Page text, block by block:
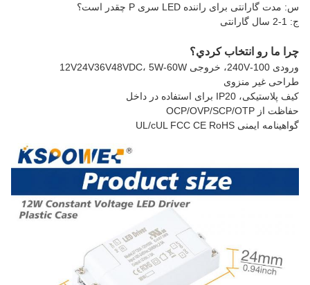
س: مدت گارانتی برای راننده LED سری P چقدر است؟
ج: 1-2 سال گارانتی
چرا ما رو انتخاب کردي؟
ورودی 100-240V، خروجی 12V24V36V48VDC، 5W-60W
طراحی غیر منزوی
کیف پلاستیکی، IP20 برای استفاده در داخل
حفاظت از OCP/OVP/SCP/OTP
گواهینامه ایمنی UL/cUL FCC CE RoHS